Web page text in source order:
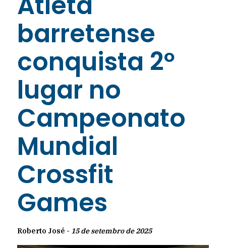
barretense
conquista 2º
lugar no
Campeonato
Mundial
Crossfit
Games
Roberto José - 15 de setembro de 2025